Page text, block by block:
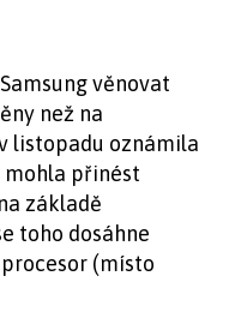
věnovat
než na
listopadu oznámila
mohla přinést
základě
toho dosáhne
(místo